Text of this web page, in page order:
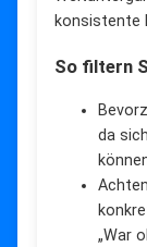
konsistente
So filtern
da
„War